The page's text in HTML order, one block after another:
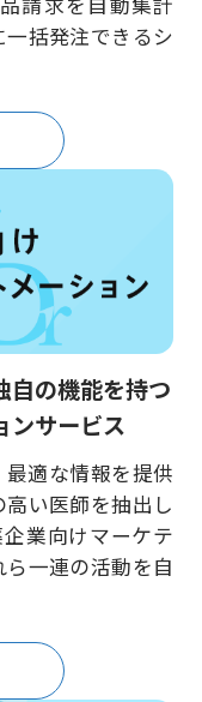
括発注できるシ
自の機能を持つ
ンサービス
適な情報を提供
い医師を抽出し
業向けマーケテ
一連の活動を自